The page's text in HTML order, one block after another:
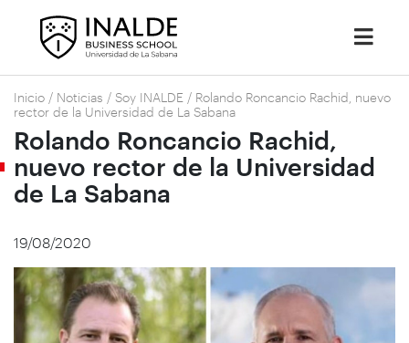
Inicio / Noticias / Soy INALDE / Rolando Roncancio Rachid, nuevo
rector de la Universidad de La Sabana
Rolando Roncancio Rachid,
nuevo rector de la Universidad
de La Sabana
19/08/2020